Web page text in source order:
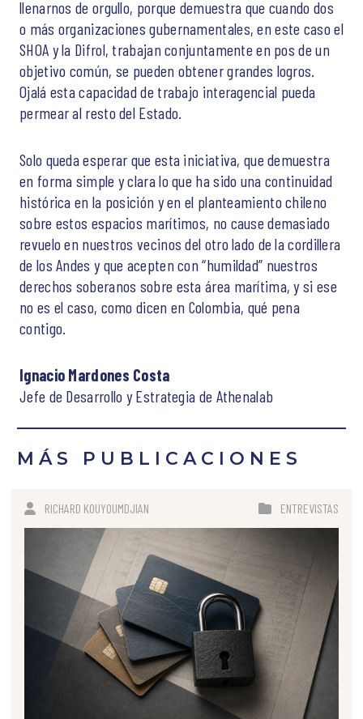
llenarnos de orgullo, porque demuestra que cuando dos
o más organizaciones gubernamentales, en este caso el
SHOA y la Difrol, trabajan conjuntamente en pos de un
objetivo común, se pueden obtener grandes logros.
Ojalá esta capacidad de trabajo interagencial pueda
permear al resto del Estado.
Solo queda esperar que esta iniciativa, que demuestra
en forma simple y clara lo que ha sido una continuidad
histórica en la posición y en el planteamiento chileno
sobre estos espacios marítimos, no cause demasiado
revuelo en nuestros vecinos del otro lado de la cordillera
de los Andes y que acepten con “humildad” nuestros
derechos soberanos sobre esta área marítima, y si ese
no es el caso, como dicen en Colombia, qué pena
contigo.
Ignacio Mardones Costa
Jefe de Desarrollo y Estrategia de Athenalab
MÁS PUBLICACIONES
RICHARD KOUYOUMDJIAN ENTREVISTAS